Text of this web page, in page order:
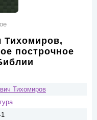
Тихомиров,
построчное
Тихомиров